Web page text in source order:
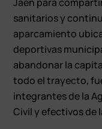
sanitarios y
aparcamiento
deportivas
abandonar la
todo el trayecto,
integrantes de la
Civil y efectivos de